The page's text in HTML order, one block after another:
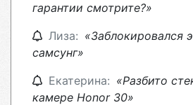
гарантии смотрите?»
Лиза: «Заблокировался
самсунг»
Екатерина: «Разбито
камере Honor 30»